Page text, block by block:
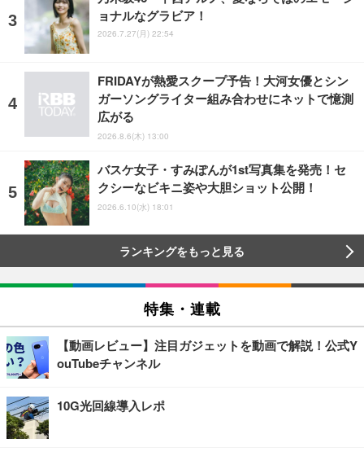
ョナルなグラビア！
2026.7.27(月) 22:54
FRIDAYが熱愛スクープ予告！大河女優とシン
ガーソングライター組み合わせにネットで憶測
広がる
2026.8.6(木) 13:00
バスケ女子・すみぽんが1st写真集を発売！セ
クシーなビキニ姿や大胆ショット公開！
2026.6.10(水) 18:01
ランキングをもっと見る
特集・連載
【動画レビュー】注目ガジェットを動画で解説！公式Y
ouTubeチャンネル
10G光回線導入レポ